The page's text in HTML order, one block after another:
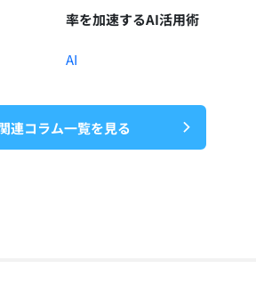
率を加速するAI活用術
AI
連コラム一覧を見る